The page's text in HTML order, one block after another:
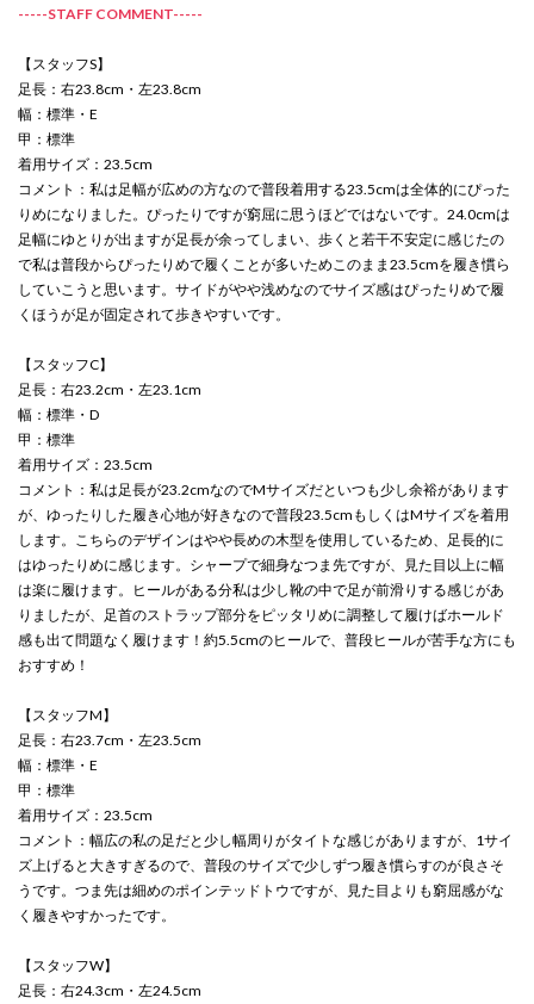
-----STAFF COMMENT-----
【スタッフS】
足長：右23.8cm・左23.8cm
幅：標準・E
甲：標準
着用サイズ：23.5cm
コメント：私は足幅が広めの方なので普段着用する23.5cmは全体的にぴった
りめになりました。ぴったりですが窮屈に思うほどではないです。24.0cmは
足幅にゆとりが出ますが足長が余ってしまい、歩くと若干不安定に感じたの
で私は普段からぴったりめで履くことが多いためこのまま23.5cmを履き慣ら
していこうと思います。サイドがやや浅めなのでサイズ感はぴったりめで履
くほうが足が固定されて歩きやすいです。
【スタッフC】
足長：右23.2cm・左23.1cm
幅：標準・D
甲：標準
着用サイズ：23.5cm
コメント：私は足長が23.2cmなのでMサイズだといつも少し余裕があります
が、ゆったりした履き心地が好きなので普段23.5cmもしくはMサイズを着用
します。こちらのデザインはやや長めの木型を使用しているため、足長的に
はゆったりめに感じます。シャープで細身なつま先ですが、見た目以上に幅
は楽に履けます。ヒールがある分私は少し靴の中で足が前滑りする感じがあ
りましたが、足首のストラップ部分をピッタリめに調整して履けばホールド
感も出て問題なく履けます！約5.5cmのヒールで、普段ヒールが苦手な方にも
おすすめ！
【スタッフM】
足長：右23.7cm・左23.5cm
幅：標準・E
甲：標準
着用サイズ：23.5cm
コメント：幅広の私の足だと少し幅周りがタイトな感じがありますが、1サイ
ズ上げると大きすぎるので、普段のサイズで少しずつ履き慣らすのが良さそ
うです。つま先は細めのポインテッドトウですが、見た目よりも窮屈感がな
く履きやすかったです。
【スタッフW】
足長：右24.3cm・左24.5cm